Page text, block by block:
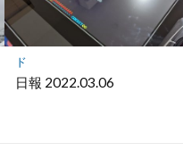
ド
日報 2022.03.06